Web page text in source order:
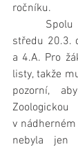
ročníku.
středu 20.3.
a 4.A. Pro
listy, takže
pozorní,
v
nebyla jen